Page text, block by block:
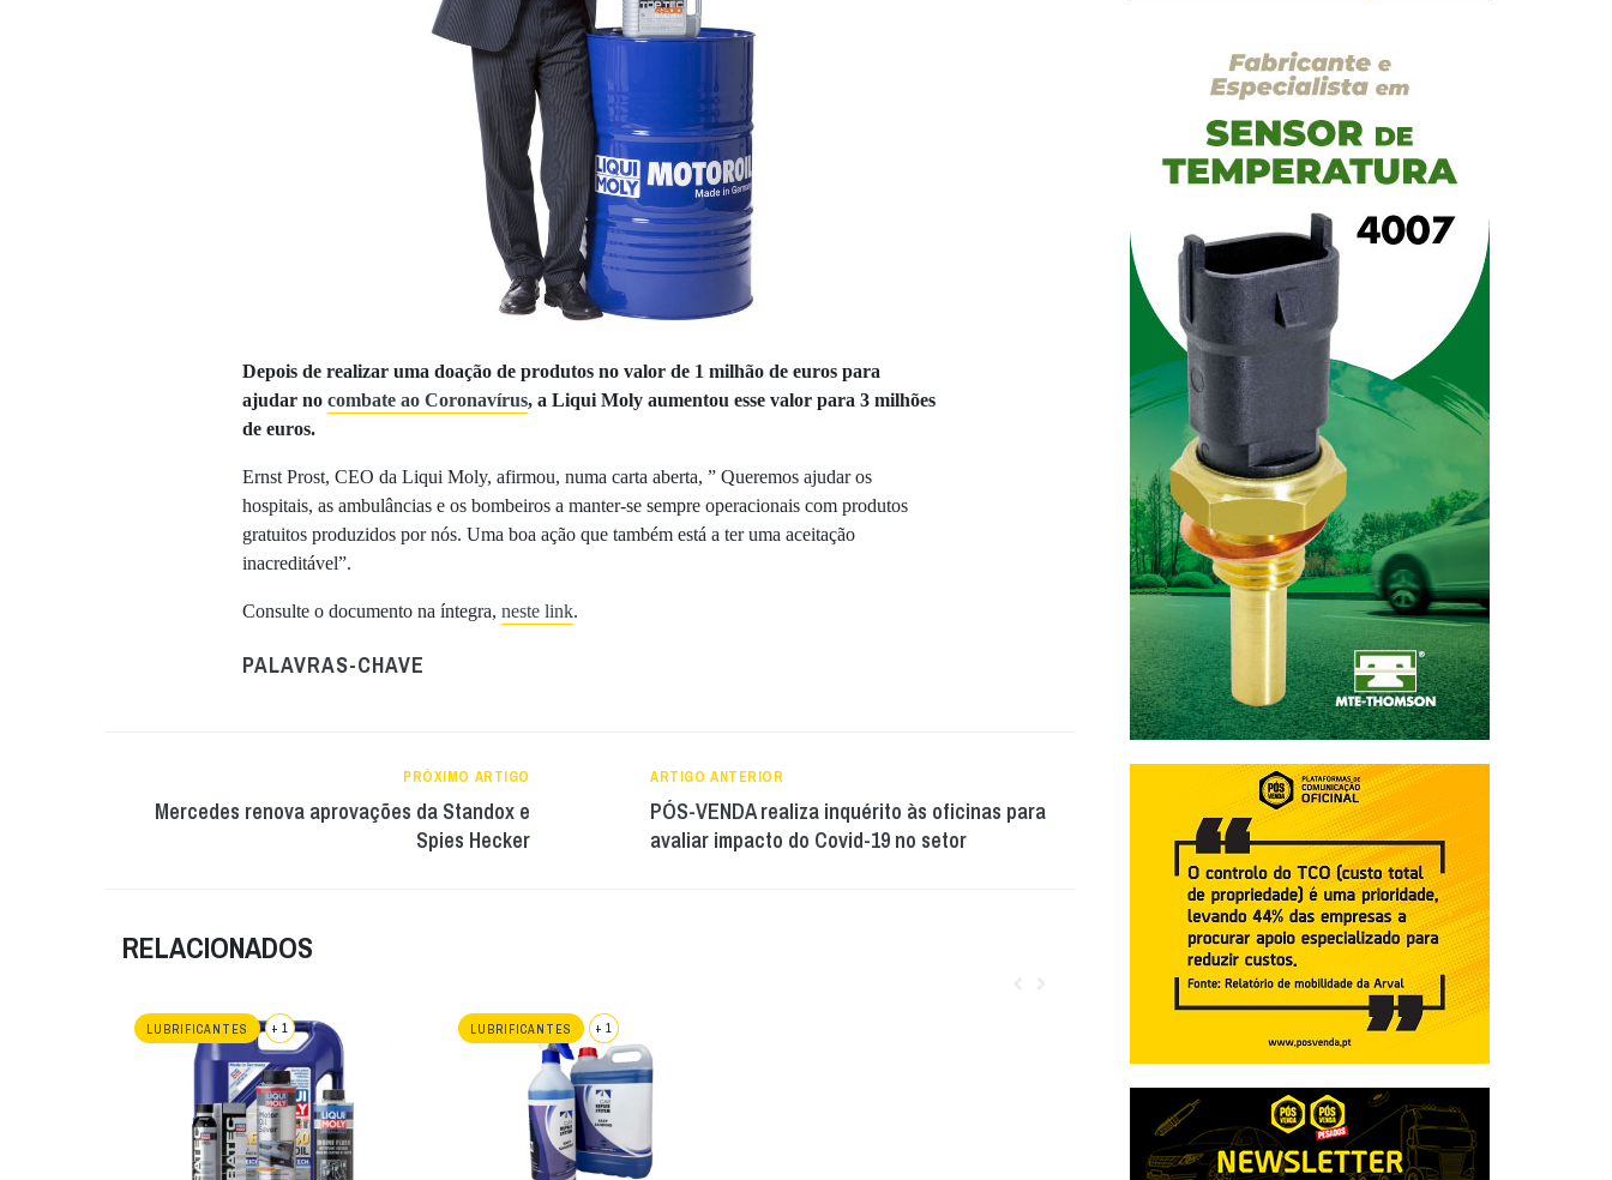
Depois de realizar uma doação de produtos no valor de 1 milhão de euros para
ajudar no combate ao Coronavírus, a Liqui Moly aumentou esse valor para 3 milhões
de euros.
Ernst Prost, CEO da Liqui Moly, afirmou, numa carta aberta, ” Queremos ajudar os
hospitais, as ambulâncias e os bombeiros a manter-se sempre operacionais com produtos
gratuitos produzidos por nós. Uma boa ação que também está a ter uma aceitação
inacreditável”.
Consulte o documento na íntegra, neste link.
PALAVRAS-CHAVE
PRÓXIMO ARTIGO
Mercedes renova aprovações da Standox e
Spies Hecker
ARTIGO ANTERIOR
PÓS-VENDA realiza inquérito às oficinas para
avaliar impacto do Covid-19 no setor
RELACIONADOS
LUBRIFICANTES + 1 LUBRIFICANTES + 1